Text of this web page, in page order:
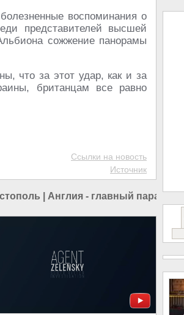
воспоминания о
представителей высшей
сожжение панорамы
что за этот удар, как и за
британцам все равно
Ссылки на новость
Источник
Англия - главный паразит